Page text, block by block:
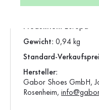
Produktion: Europa
Gewicht: 0,94 kg
Standard-
Hersteller:
Gabor Shoes GmbH,
Rosenheim,